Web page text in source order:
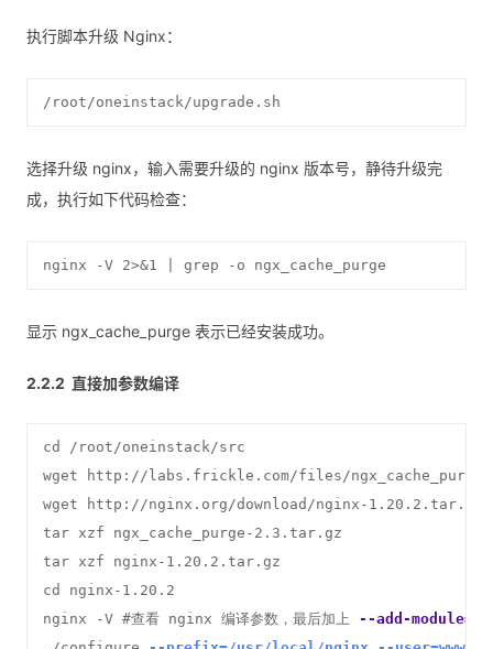
执行脚本升级 Nginx：
/root/oneinstack/upgrade.sh
选择升级 nginx，输入需要升级的 nginx 版本号，静待升级完
成，执行如下代码检查：
nginx -V 2>&1 | grep -o ngx_cache_purge
显示 ngx_cache_purge 表示已经安装成功。
直接加参数编译
cd /root/oneinstack/src
wget http://labs.frickle.com/files/
wget http://nginx.org/download/nginx-1.20.2.tar.gz
tar xzf ngx_cache_purge-2.3.tar.gz
tar xzf nginx-1.20.2.tar.gz
cd nginx-1.20.2
nginx -V #查看 nginx 编译参数，最后加上 --add-